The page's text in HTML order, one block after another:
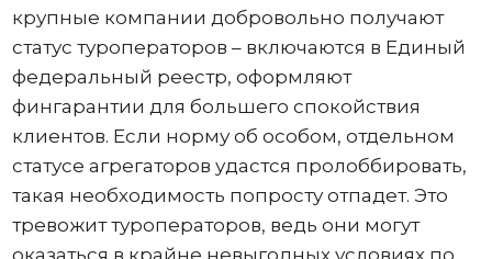
крупные компании добровольно получают
статус туроператоров – включаются в Единый
федеральный реестр, оформляют
фингарантии для большего спокойствия
клиентов. Если норму об особом, отдельном
статусе агрегаторов удастся пролоббировать,
такая необходимость попросту отпадет. Это
тревожит туроператоров, ведь они могут
оказаться в крайне невыгодных условиях по